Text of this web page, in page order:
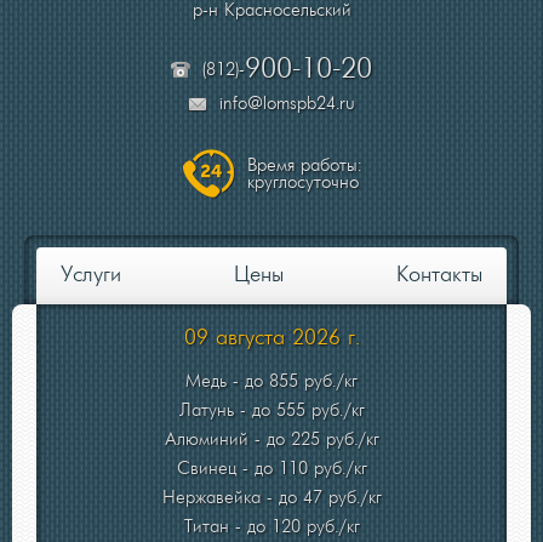
р-н Красносельский
(812)-900-10-20
info@lomspb24.ru
Время работы:
круглосуточно
Услуги Цены Контакты
09 августа 2026 г.
Медь - до 855 руб./кг
Латунь - до 555 руб./кг
Алюминий - до 225 руб./кг
Свинец - до 110 руб./кг
Нержавейка - до 47 руб./кг
Титан - до 120 руб./кг